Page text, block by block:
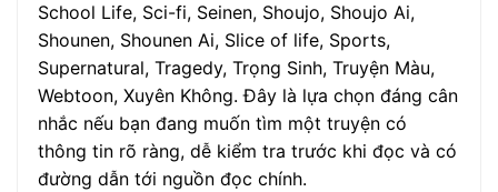
School Life, Sci-fi, Seinen, Shoujo, Shoujo Ai,
Shounen, Shounen Ai, Slice of life, Sports,
Supernatural, Tragedy, Trọng Sinh, Truyện Màu,
Webtoon, Xuyên Không. Đây là lựa chọn đáng cân
nhắc nếu bạn đang muốn tìm một truyện có
thông tin rõ ràng, dễ kiểm tra trước khi đọc và có
đường dẫn tới nguồn đọc chính.